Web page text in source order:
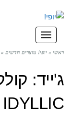
תפריט
ראשי » יופי! מוצרים חדשים »
ג'ייד:
IDYLLIC במרקם קרמי רך